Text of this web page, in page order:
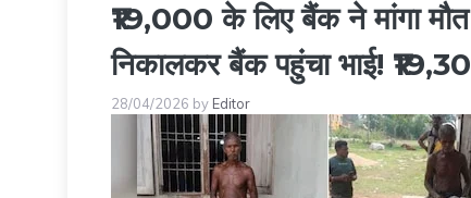
₹19,000 के लिए बैंक ने मांगा
निकालकर बैंक पहुंचा भाई!
28/04/2026 by Editor